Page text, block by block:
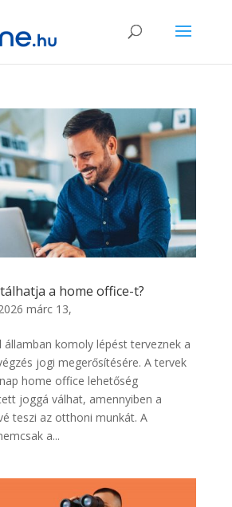
a home office-t?
márc 13,
államban komoly lépést terveznek a
jogi megerősítésére. A tervek
home office lehetőség
joggá válhat, amennyiben a
teszi az otthoni munkát. A
a...